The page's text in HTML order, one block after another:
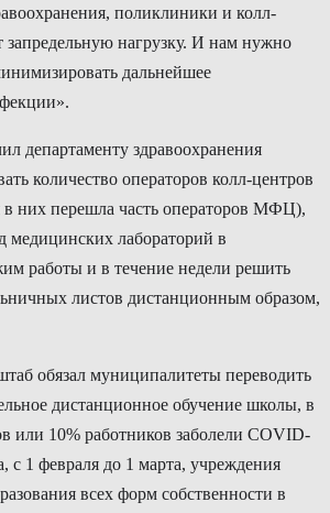
поликлиники и колл-
нагрузку. И нам нужно
дальнейшее
департаменту здравоохранения
количество операторов колл-центров
в них перешла часть операторов МФЦ),
медицинских лабораторий в
работы и в течение недели решить
листов дистанционным образом,
обязал муниципалитеты переводить
дистанционное обучение школы, в
или 10% работников заболели COVID-
с 1 февраля до 1 марта, учреждения
всех форм собственности в